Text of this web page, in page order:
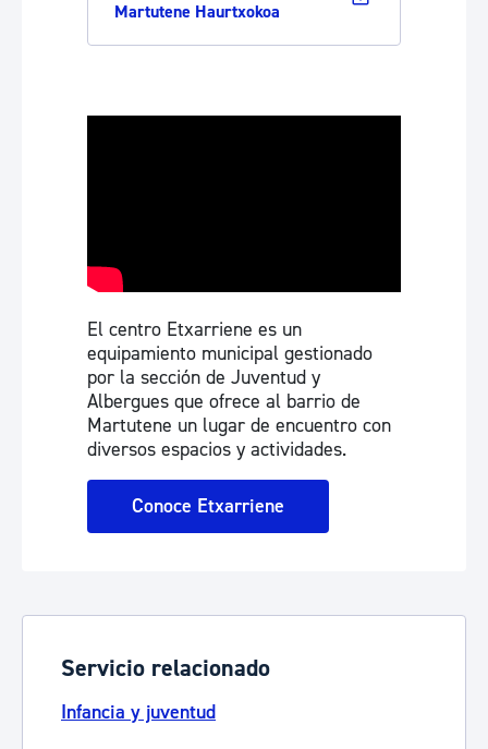
Martutene Haurtxokoa
El centro Etxarriene es un
equipamiento municipal gestionado
por la sección de Juventud y
Albergues que ofrece al barrio de
Martutene un lugar de encuentro con
diversos espacios y actividades.
Conoce Etxarriene
Servicio relacionado
Infancia y juventud